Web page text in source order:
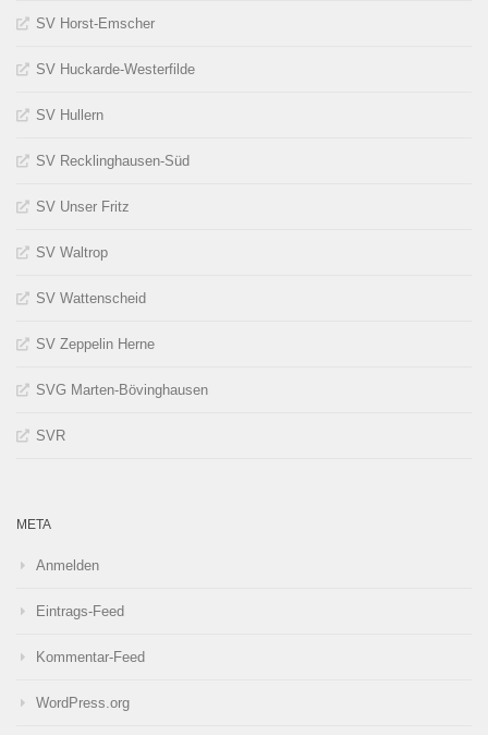
SV Horst-Emscher
SV Huckarde-Westerfilde
SV Hullern
SV Recklinghausen-Süd
SV Unser Fritz
SV Waltrop
SV Wattenscheid
SV Zeppelin Herne
SVG Marten-Bövinghausen
SVR
META
Anmelden
Eintrags-Feed
Kommentar-Feed
WordPress.org